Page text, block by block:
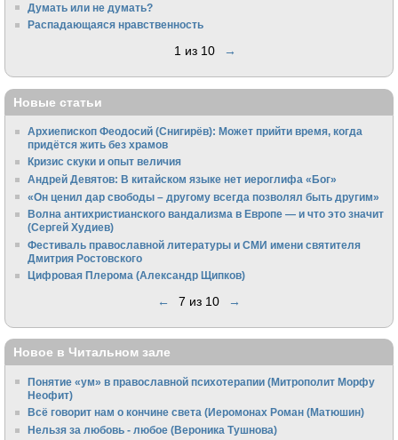
Думать или не думать?
Распадающаяся нравственность
1 из 10 →
Новые статьи
Архиепископ Феодосий (Снигирёв): Может прийти время, когда
придётся жить без храмов
Кризис скуки и опыт величия
Андрей Девятов: В китайском языке нет иероглифа «Бог»
«Он ценил дар свободы – другому всегда позволял быть другим»
Волна антихристианского вандализма в Европе — и что это значит
(Сергей Худиев)
Фестиваль православной литературы и СМИ имени святителя
Дмитрия Ростовского
Цифровая Плерома (Александр Щипков)
← 7 из 10 →
Новое в Читальном зале
Понятие «ум» в православной психотерапии (Митрополит Морфу
Неофит)
Всё говорит нам о кончине света (Иеромонах Роман (Матюшин)
Нельзя за любовь - любое (Вероника Тушнова)